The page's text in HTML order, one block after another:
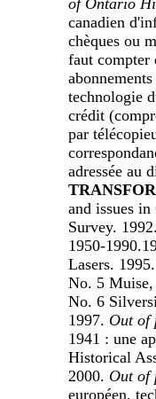
canadien
chèques ou
faut compter
technologie
crédit
par
adressée au
and issues
Survey.
1950-
Lasers.
No. 5
No. 6
1997. Out of
1941 : une
Historical
2000. Out of
européen,